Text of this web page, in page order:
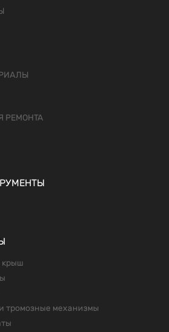
РЕМОНТА
крыш
тромозные механизмы